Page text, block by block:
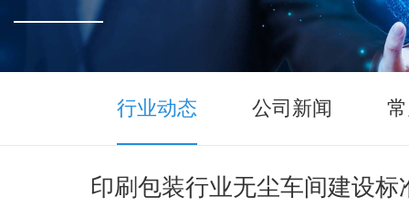
行业动态 公司新闻
印刷包装行业无尘车间建设标